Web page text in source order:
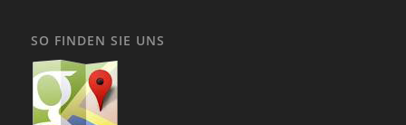
SO FINDEN SIE UNS